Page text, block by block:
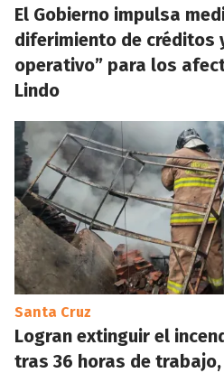
El Gobierno impulsa
diferimiento de créditos
operativo” para los
Lindo
Santa Cruz
Logran extinguir el
tras 36 horas de